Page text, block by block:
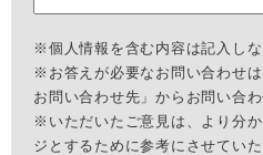
※個人情報を含む内容は記入しな
※お答えが必要なお問い合わせ
お問い合わせ先」からお問い合わ
※いただいたご意見は、より分
ジとするために参考にさせてい